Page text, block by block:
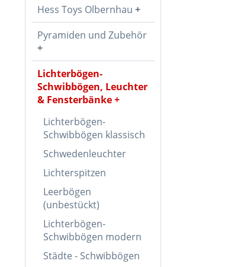
Hess Toys Olbernhau
Pyramiden und Zubehör
Lichterbögen-
Schwibbögen, Leuchter
& Fensterbänke
Lichterbögen-
Schwibbögen klassisch
Schwedenleuchter
Lichterspitzen
Leerbögen
(unbestückt)
Lichterbögen-
Schwibbögen modern
Städte - Schwibbögen